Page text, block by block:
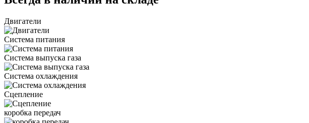
Двигатели
Система питания
Система выпуска газа
Система охлаждения
Сцепление
коробка передач